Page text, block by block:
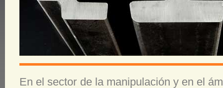
En el sector de la manipulación y en el